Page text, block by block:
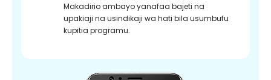
Makadirio ambayo yanafaa bajeti na
upakiaji na usindikaji wa hati bila usumbufu
kupitia programu.